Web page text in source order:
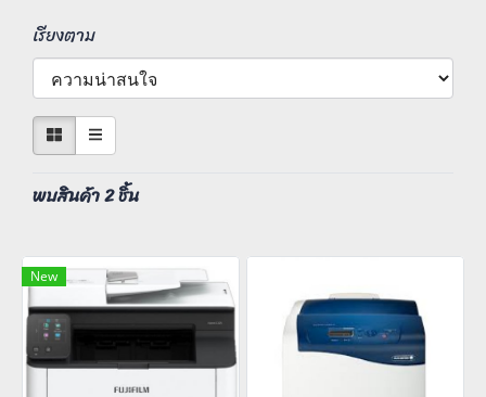
เรียงตาม
พบสินค้า 2 ชิ้น
New